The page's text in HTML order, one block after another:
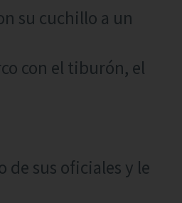
su cuchillo a un
con el tiburón, el
de sus oficiales y le